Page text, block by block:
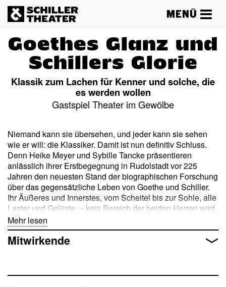
MENÜ
Goethes Glanz und
Schillers Glorie
Klassik zum Lachen für Kenner und solche, die
es werden wollen
Gastspiel Theater im Gewölbe
Niemand kann sie übersehen, und jeder kann sie sehen
wie er will: die Klassiker. Damit ist nun definitiv Schluss.
Denn Heike Meyer und Sybille Tancke präsentieren
anlässlich ihrer Erstbegegnung in Rudolstadt vor 225
Jahren den neuesten Stand der biographischen Forschung
über das gegensätzliche Leben von Goethe und Schiller.
Ihr Äußeres und Innerstes, vom Scheitel bis zur Sohle, alle
Laster und Gelüste, – kein Bereich der beiden Herren wird
ausgespart. Eine humorvolle Sternstunde über die zwei
Dichterheroen und das, was die Klassik-Welt im Innersten
zusammenhält.
Mehr lesen
Mitwirkende